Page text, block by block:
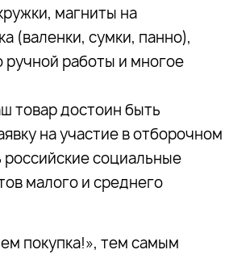
магниты на
(валенки, сумки, панно),
работы и многое
товар достоин быть
на участие в отборочном
российские социальные
малого и среднего
покупка!», тем самым